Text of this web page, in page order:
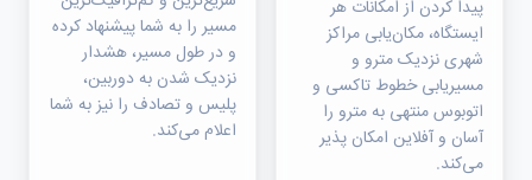
پیدا کردن از امکانات هر
ایستگاه، مکان‌یابی مراکز
شهری نزدیک مترو و
مسیریابی خطوط تاکسی و
اتوبوس منتهی به مترو را
آسان و آفلاین امکان پذیر
می‌کند.
مسیر را به شما پیشنهاد کرده
و در طول مسیر، هشدار
نزدیک شدن به دوربین،‌
پلیس و تصادف را نیز به شما
اعلام می‌کند.